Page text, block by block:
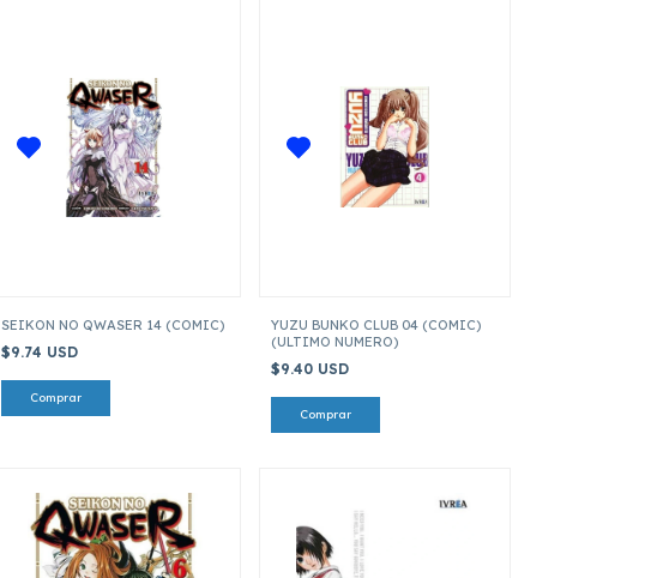
SEIKON NO QWASER 14 (COMIC)
$9.74 USD
YUZU BUNKO CLUB 04 (COMIC)
(ULTIMO NUMERO)
$9.40 USD